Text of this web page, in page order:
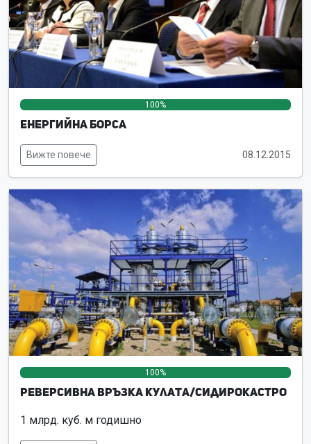
100%
Енергийна борса
Вижте повече 08.12.2015
100%
Реверсивна връзка Кулата/Сидирокастро
1 млрд. куб. м годишно